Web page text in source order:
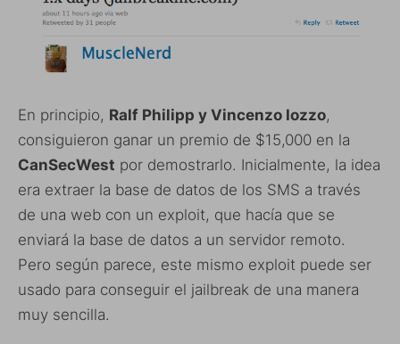
En principio, Ralf Philipp y Vincenzo Iozzo,
consiguieron ganar un premio de $15,000 en la
CanSecWest por demostrarlo. Inicialmente, la idea
era extraer la base de datos de los SMS a través
de una web con un exploit, que hacía que se
enviará la base de datos a un servidor remoto.
Pero según parece, este mismo exploit puede ser
usado para conseguir el jailbreak de una manera
muy sencilla.